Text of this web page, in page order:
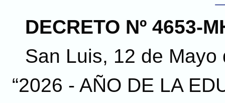
DECRETO Nº 4653-
San Luis, 12 de Mayo
“2026 - AÑO DE LA